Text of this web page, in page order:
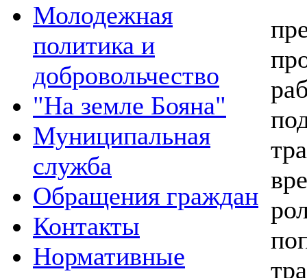
Молодежная
политика и
добровольчество
"На земле Бояна"
Муниципальная
служба
Обращения граждан
Контакты
Нормативные